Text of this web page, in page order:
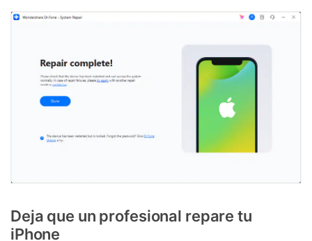
Deja que un profesional repare tu
iPhone